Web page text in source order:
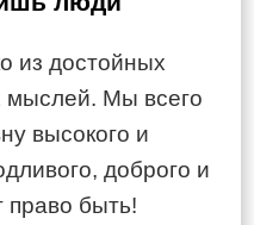
из достойных
мыслей. Мы всего
высокого и
доброго и
право быть!